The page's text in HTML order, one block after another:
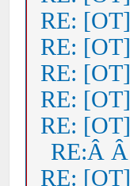
RE:
RE:
RE:
RE:
RE:
RE:Â
RE: